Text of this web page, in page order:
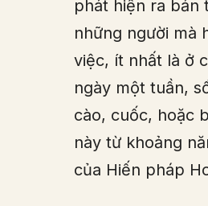
phát hiện ra bản
những người mà
việc, ít nhất là ở
ngày một tuần,
cào, cuốc, hoặc
này từ khoảng
của Hiến pháp